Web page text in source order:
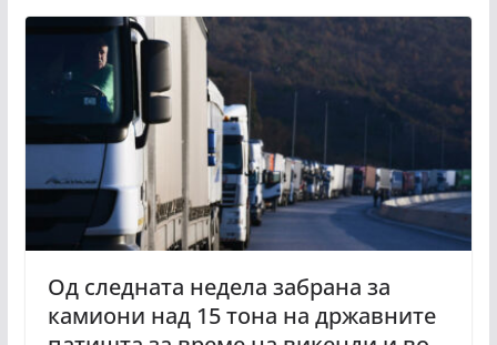
Од следната недела забрана за
камиони над 15 тона на државните